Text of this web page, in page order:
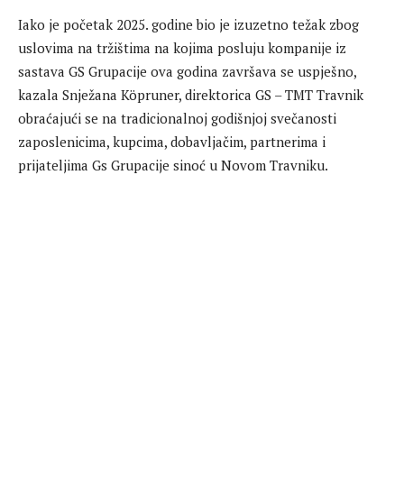
Iako je početak 2025. godine bio je izuzetno težak zbog
uslovima na tržištima na kojima posluju kompanije iz
sastava GS Grupacije ova godina završava se uspješno,
kazala Snježana Köpruner, direktorica GS – TMT Travnik
obraćajući se na tradicionalnoj godišnjoj svečanosti
zaposlenicima, kupcima, dobavljačim, partnerima i
prijateljima Gs Grupacije sinoć u Novom Travniku.